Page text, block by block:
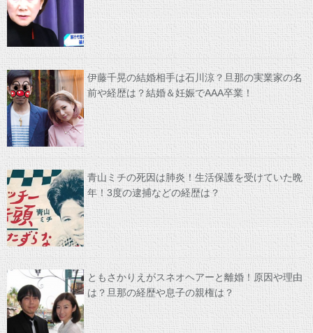
伊藤千晃の結婚相手は石川涼？旦那の実業家の名
前や経歴は？結婚＆妊娠でAAA卒業！
青山ミチの死因は肺炎！生活保護を受けていた晩
年！3度の逮捕などの経歴は？
ともさかりえがスネオヘアーと離婚！原因や理由
は？旦那の経歴や息子の親権は？